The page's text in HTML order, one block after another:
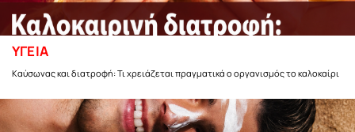
ΥΓΕΙΑ
Καύσωνας και διατροφή: Τι χρειάζεται πραγματικά ο οργανισμός το καλοκαίρι